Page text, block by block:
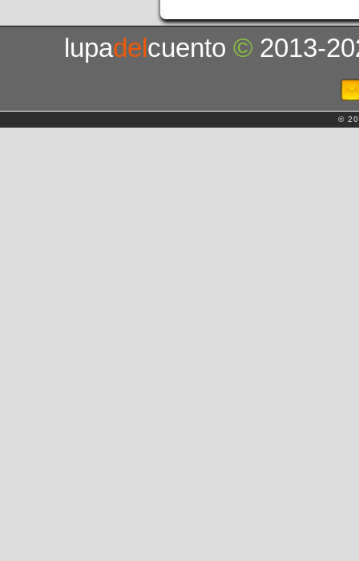
lupadelcuento© 2013-
©